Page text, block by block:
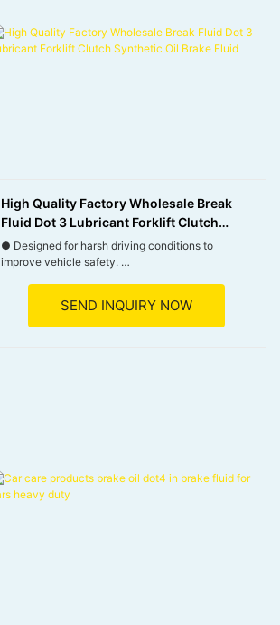
High Quality Factory Wholesale Break
Fluid Dot 3 Lubricant Forklift Clutch
Synthetic Oil Brake Fluid
● Designed for harsh driving conditions to
improve vehicle safety.
● Contains corrosion-inhibiting additives to
protect metal and components from moisture-
SEND INQUIRY NOW